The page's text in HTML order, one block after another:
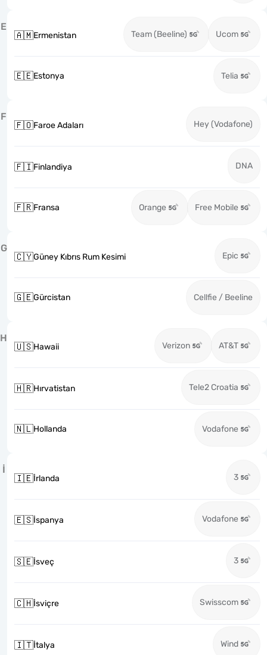
E
🇦🇲Ermenistan Team (Beeline) Ucom
🇪🇪Estonya Telia
F
🇫🇴Faroe Adaları Hey (Vodafone)
🇫🇮Finlandiya DNA
🇫🇷Fransa Orange Free Mobile
G
🇨🇾Güney Kıbrıs Rum Kesimi Epic
🇬🇪Gürcistan Cellfie / Beeline
H
🇺🇸Hawaii Verizon AT&T
🇭🇷Hırvatistan Tele2 Croatia
🇳🇱Hollanda Vodafone
İ
🇮🇪İrlanda 3
🇪🇸İspanya Vodafone
🇸🇪İsveç 3
🇨🇭İsviçre Swisscom
🇮🇹İtalya Wind